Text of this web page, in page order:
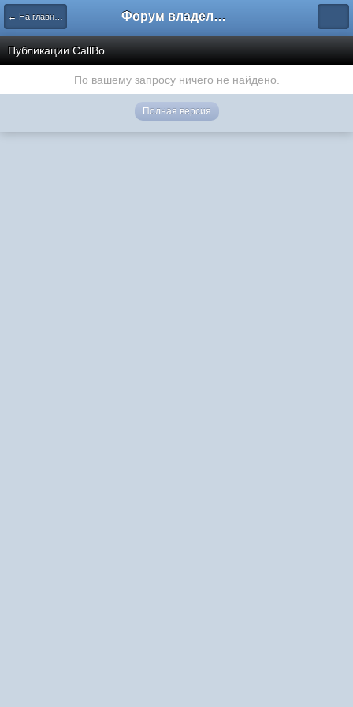
← На главную Форум владельцев интернет-магазинов
Публикации CallBo
По вашему запросу ничего не найдено.
Полная версия